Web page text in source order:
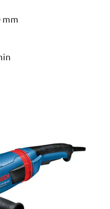
mm